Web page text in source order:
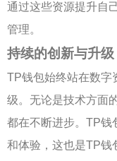
通过这些资源提升自
管理。
持续的创新与升级
TP钱包始终站在数字
级。无论是技术方面
都在不断进步。TP钱
和体验，这也是TP钱